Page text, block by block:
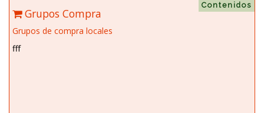
Contenidos
Grupos Compra
Grupos de compra locales
fff